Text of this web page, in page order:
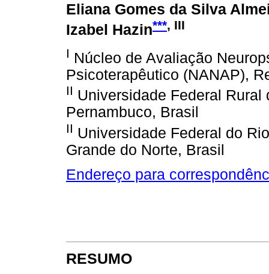
Eliana Gomes da Silva
Izabel Hazin***, III
I Núcleo de Avaliação
Psicoterapêutico (NANAP),
II Universidade Federal
Pernambuco, Brasil
II Universidade Federal do
Grande do Norte, Brasil
Endereço para
RESUMO